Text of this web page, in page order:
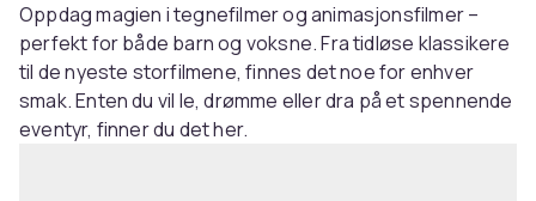
Oppdag magien i tegnefilmer og animasjonsfilmer –
perfekt for både barn og voksne. Fra tidløse klassikere
til de nyeste storfilmene, finnes det noe for enhver
smak. Enten du vil le, drømme eller dra på et spennende
eventyr, finner du det her.